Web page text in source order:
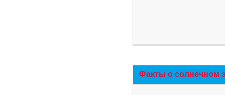
Факты о солнечном